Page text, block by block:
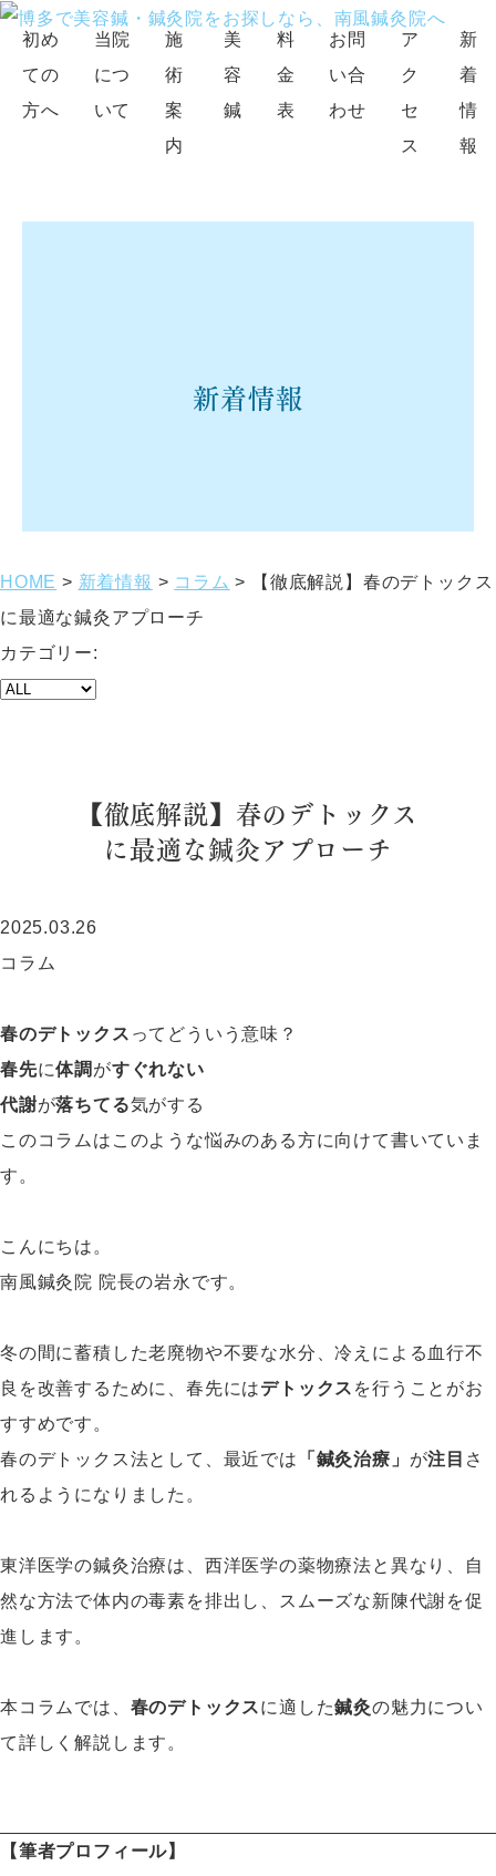
初め
ての
方へ
当院
につ
いて
施
術
案
内
美
容
鍼
料
金
表
お問
い合
わせ
ア
ク
セ
ス
新
着
情
報
新着情報
HOME > 新着情報 > コラム >
【徹底解説】春のデトックス
に最適な鍼灸アプローチ
カテゴリー:
【徹底解説】春のデトックス
に最適な鍼灸アプローチ
2025.03.26
コラム
春のデトックス ってどういう意味？
春先に体調 がすぐれない
代謝が落ちてる気がする
このコラムはこのような悩みのある方に向けて書いていま
す。
こんにちは。
南風鍼灸院 院長の岩永です。
冬の間に蓄積した老廃物や不要な水分、冷えによる血行不
良を改善するために、春先にはデトックス を行うことがお
すすめです。
春のデトックス法として、最近では
「鍼灸治療」 が注目 さ
れるようになりました。
東洋医学の鍼灸治療は、西洋医学の薬物療法と異なり、自
然な方法で体内の毒素を排出し、スムーズな新陳代謝を促
進します。
本コラムでは、 春のデトックスに適した鍼灸の魅力につい
て詳しく解説します。
【筆者プロフィール】